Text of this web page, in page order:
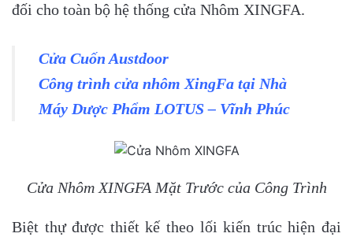
đối cho toàn bộ hệ thống cửa Nhôm XINGFA.
Cửa Cuốn Austdoor
Công trình cửa nhôm XingFa tại Nhà
Máy Dược Phẩm LOTUS – Vĩnh Phúc
Cửa Nhôm XINGFA Mặt Trước của Công Trình
Biệt thự được thiết kế theo lối kiến trúc hiện đại